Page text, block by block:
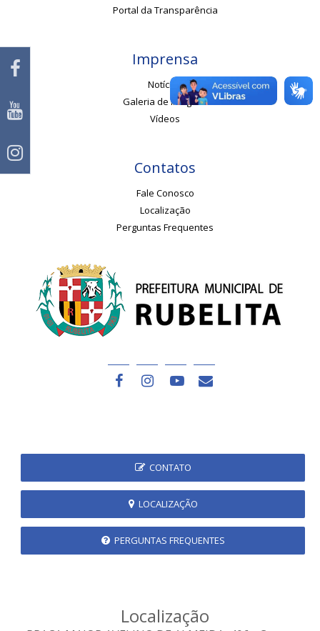
Portal da Transparência
Imprensa
Notícias
Galeria de Imagens
Vídeos
Contatos
Fale Conosco
Localização
Perguntas Frequentes
CONTATO
LOCALIZAÇÃO
PERGUNTAS FREQUENTES
Localização